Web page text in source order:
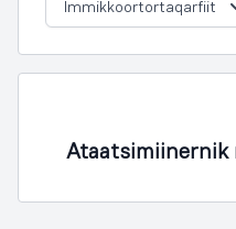
Immikkoortortaqarfiit
Ataatsimiinernik